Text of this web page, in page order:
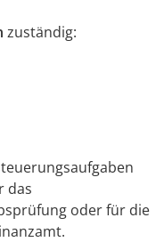
zuständig:
das
oder für die